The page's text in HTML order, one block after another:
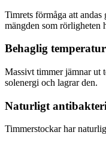
Timrets förmåga att
mängden som rörligheten
Behaglig
Massivt timmer jämnar ut
solenergi och lagrar den.
Naturligt
Timmerstockar har